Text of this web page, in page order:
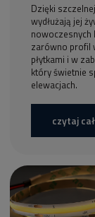
Dzięki
wydłużają jej
nowoczesnych
zarówno profil
płytkami i w
który świetnie
elewacjach.
czytaj